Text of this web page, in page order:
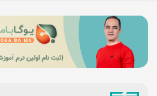
تاسیس کنندگان این شرکت خود
فعالیت عشق می‌ورزند. آنها اظهار